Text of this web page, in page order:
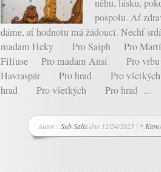
něhu, lásku,
pospolu. Ať
dáme, ať hodnotu má žádoucí. Nechť
madam Heky Pro Saiph Pro
Filiuse Pro madam Ansí Pro
Havraspár Pro hrad Pro
hrad Pro všetkých Pro hrad ...
Autor : Sub Salixdne 12/24/2025 | *